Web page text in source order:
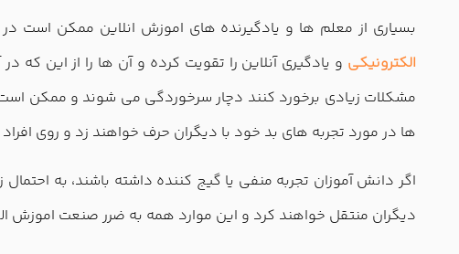
بسیاری از معلم ها و یادگیرنده های اموزش انلاین ممکن است
الکترونیکی و یادگیری آنلاین را تقویت کرده و آن ها را از این که
مشکلات زیادی برخورد کنند دچار سرخوردگی می شوند و ممکن
ها در مورد تجربه های بد خود با دیگران حرف خواهند زد و روی
اگر دانش آموزان تجربه منفی یا گیج کننده داشته باشند، به
دیگران منتقل خواهند کرد و این موارد همه به ضرر صنعت اموزش